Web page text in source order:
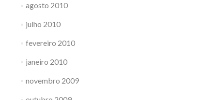
agosto 2010
julho 2010
fevereiro 2010
janeiro 2010
novembro 2009